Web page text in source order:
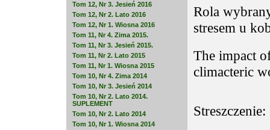
Tom 12, Nr 3. Jesień 2016
Tom 12, Nr 2. Lato 2016
Tom 12, Nr 1. Wiosna 2016
Tom 11, Nr 4. Zima 2015.
Tom 11, Nr 3. Jesień 2015.
Tom 11, Nr 2. Lato 2015
Tom 11, Nr 1. Wiosna 2015
Tom 10, Nr 4. Zima 2014
Tom 10, Nr 3. Jesień 2014
Tom 10, Nr 2. Lato 2014.
SUPLEMENT
Tom 10, Nr 2. Lato 2014
Tom 10, Nr 1. Wiosna 2014
Rola
stresem u
The impact
climacteric
Streszczenie: